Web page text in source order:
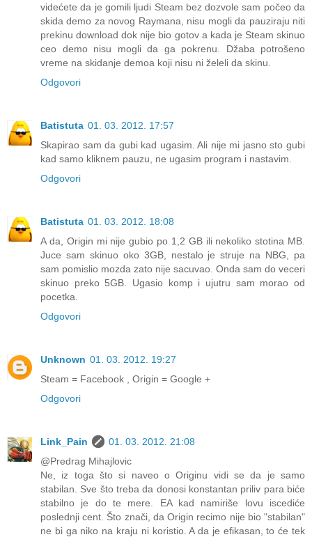
videćete da je gomili ljudi Steam bez dozvole sam počeo da
skida demo za novog Raymana, nisu mogli da pauziraju niti
prekinu download dok nije bio gotov a kada je Steam skinuo
ceo demo nisu mogli da ga pokrenu. Džaba potrošeno
vreme na skidanje demoa koji nisu ni želeli da skinu.
Odgovori
Batistuta 01. 03. 2012. 17:57
Skapirao sam da gubi kad ugasim. Ali nije mi jasno sto gubi
kad samo kliknem pauzu, ne ugasim program i nastavim.
Odgovori
Batistuta 01. 03. 2012. 18:08
A da, Origin mi nije gubio po 1,2 GB ili nekoliko stotina MB.
Juce sam skinuo oko 3GB, nestalo je struje na NBG, pa
sam pomislio mozda zato nije sacuvao. Onda sam do veceri
skinuo preko 5GB. Ugasio komp i ujutru sam morao od
pocetka.
Odgovori
Unknown 01. 03. 2012. 19:27
Steam = Facebook , Origin = Google +
Odgovori
Link_Pain
01. 03. 2012. 21:08
@Predrag Mihajlovic
Ne, iz toga što si naveo o Originu vidi se da je samo
stabilan. Sve što treba da donosi konstantan priliv para biće
stabilno je do te mere. EA kad namiriše lovu iscediće
poslednji cent. Što znači, da Origin recimo nije bio "stabilan"
ne bi ga niko na kraju ni koristio. A da je efikasan, to će tek